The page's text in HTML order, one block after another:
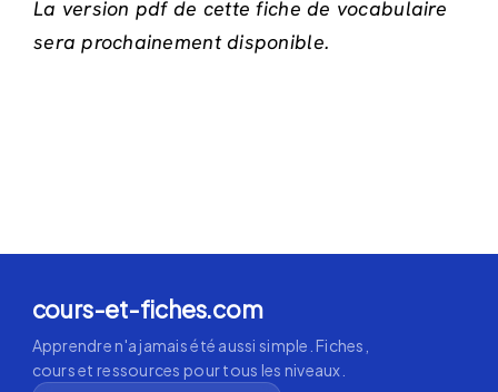
La version pdf de cette fiche de vocabulaire
sera prochainement disponible.
cours-et-fiches.com
Apprendre n'a jamais été aussi simple. Fiches,
cours et ressources pour tous les niveaux.